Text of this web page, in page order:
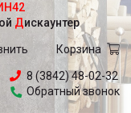
Дискаунтер
Корзина
8 (3842) 48-02-32
Обратный звонок